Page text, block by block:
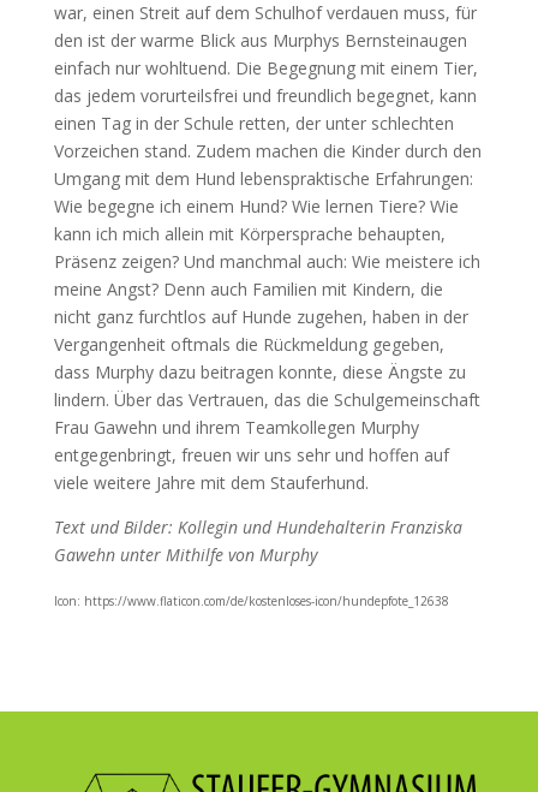
war, einen Streit auf dem Schulhof verdauen muss, für
den ist der warme Blick aus Murphys Bernsteinaugen
einfach nur wohltuend. Die Begegnung mit einem Tier,
das jedem vorurteilsfrei und freundlich begegnet, kann
einen Tag in der Schule retten, der unter schlechten
Vorzeichen stand. Zudem machen die Kinder durch den
Umgang mit dem Hund lebenspraktische Erfahrungen:
Wie begegne ich einem Hund? Wie lernen Tiere? Wie
kann ich mich allein mit Körpersprache behaupten,
Präsenz zeigen? Und manchmal auch: Wie meistere ich
meine Angst? Denn auch Familien mit Kindern, die
nicht ganz furchtlos auf Hunde zugehen, haben in der
Vergangenheit oftmals die Rückmeldung gegeben,
dass Murphy dazu beitragen konnte, diese Ängste zu
lindern. Über das Vertrauen, das die Schulgemeinschaft
Frau Gawehn und ihrem Teamkollegen Murphy
entgegenbringt, freuen wir uns sehr und hoffen auf
viele weitere Jahre mit dem Stauferhund.
Text und Bilder: Kollegin und Hundehalterin Franziska
Gawehn unter Mithilfe von Murphy
Icon: https://www.flaticon.com/de/kostenloses-icon/hundepfote_12638